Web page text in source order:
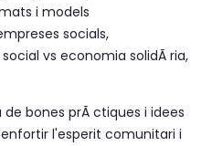
i models
socials,
vs economia solidÃ ria,
bones prÃ ctiques i idees
l'esperit comunitari i